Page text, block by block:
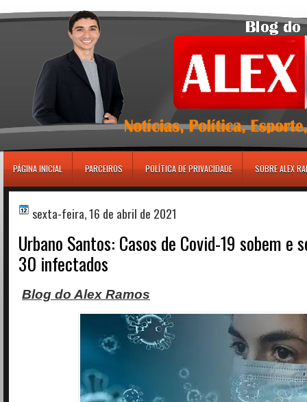
PÁGINA INICIAL PARCEIROS POLÍTICA DE PRIVACIDADE SOBRE ALEX
sexta-feira, 16 de abril de 2021
Urbano Santos: Casos de Covid-19 sobem e
30 infectados
Blog do Alex Ramos